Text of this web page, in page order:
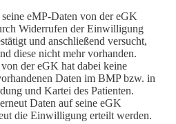
eMP-Daten von der eGK
Widerrufen der Einwilligung
und anschließend versucht,
diese nicht mehr vorhanden.
der eGK hat dabei keine
Daten im BMP bzw. in
und Kartei des Patienten.
Daten auf seine eGK
die Einwilligung erteilt werden.